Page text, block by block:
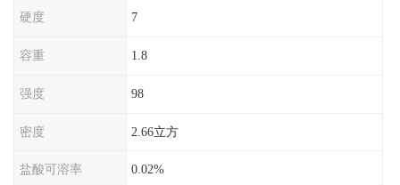
硬度 7
容重 1.8
强度 98
密度 2.66立方
盐酸可溶率 0.02%